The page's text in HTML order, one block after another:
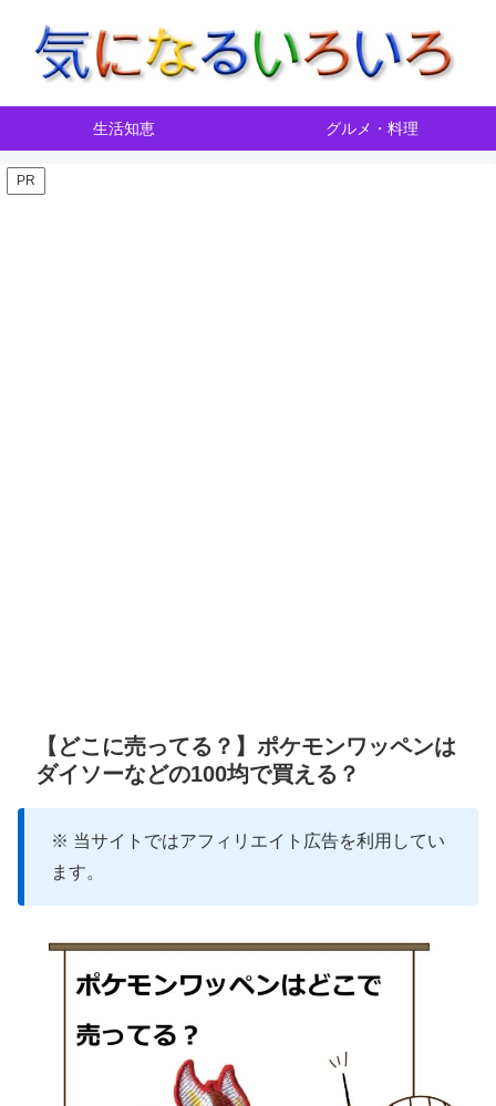
生活知恵 グルメ・料理
PR
【どこに売ってる？】ポケモンワッペンは
ダイソーなどの100均で買える？
※ 当サイトではアフィリエイト広告を利用してい
ます。